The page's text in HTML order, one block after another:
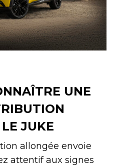
UNE
JUKE
allongée envoie
attentif aux signes